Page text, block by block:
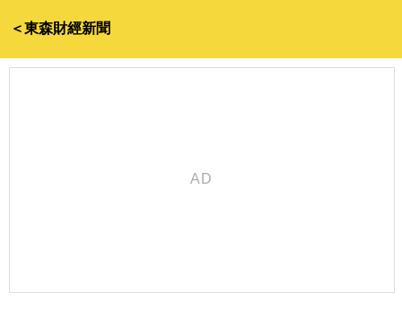
＜東森財經新聞